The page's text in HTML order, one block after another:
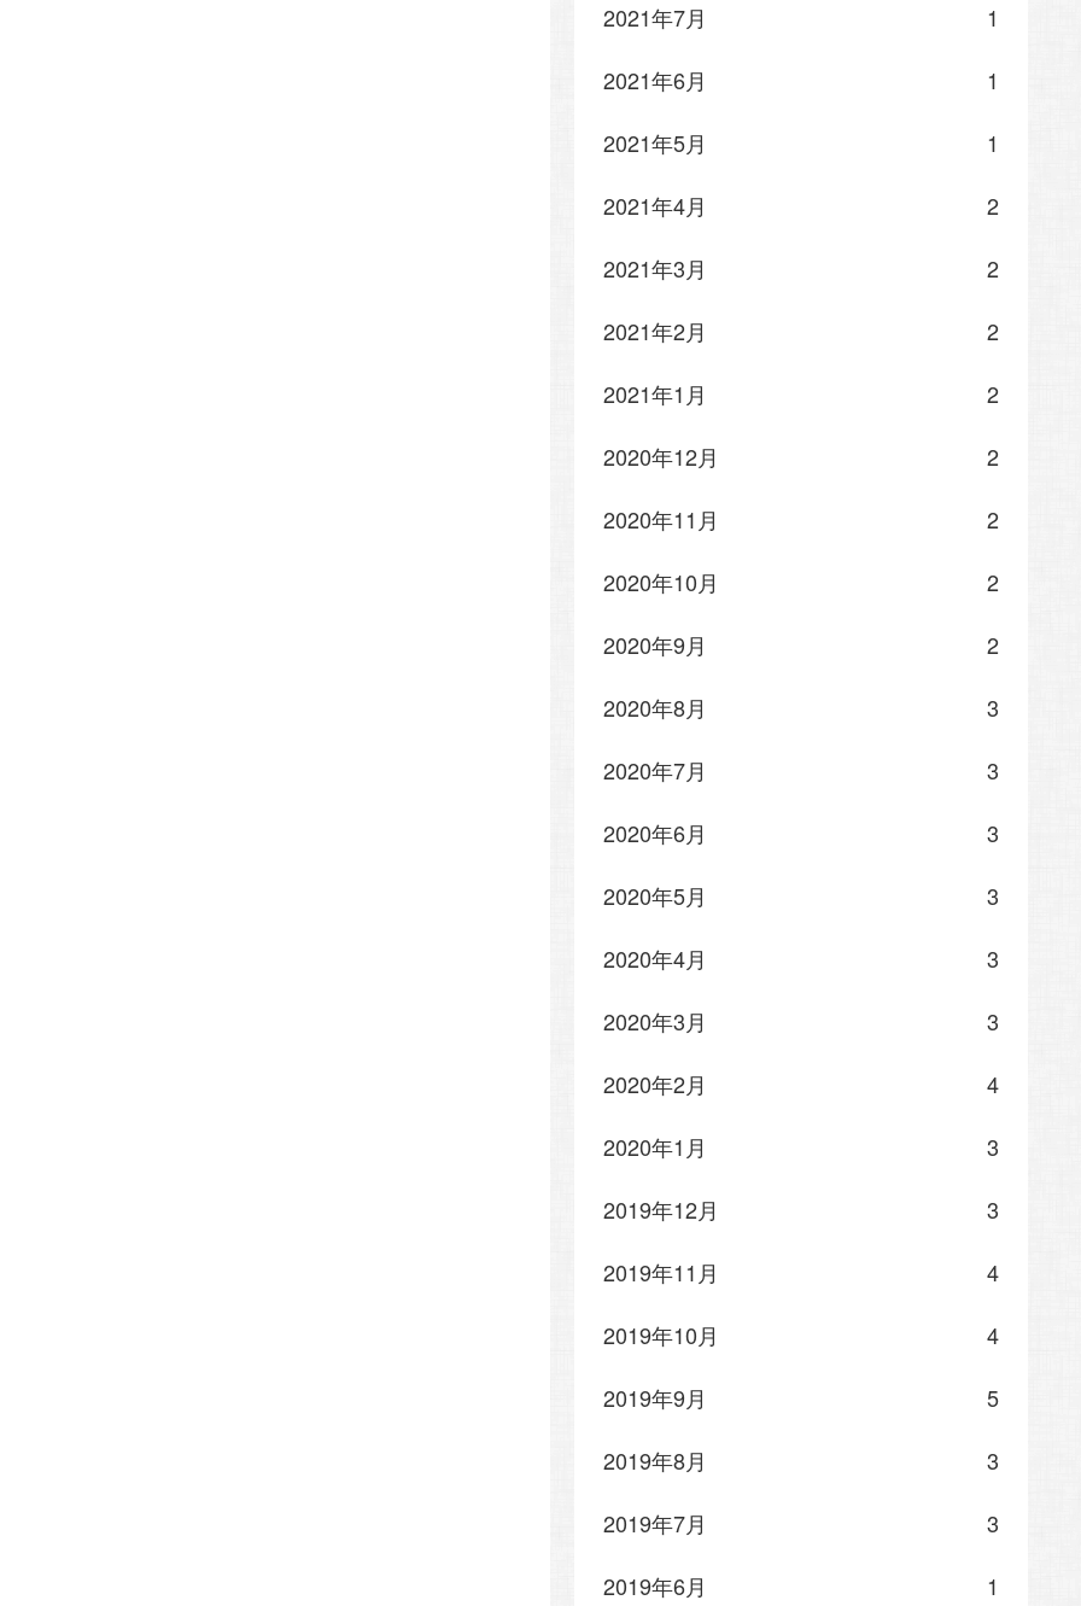
2021年7月
1
2021年6月
1
2021年5月
1
2021年4月
2
2021年3月
2
2021年2月
2
2021年1月
2
2020年12月
2
2020年11月
2
2020年10月
2
2020年9月
2
2020年8月
3
2020年7月
3
2020年6月
3
2020年5月
3
2020年4月
3
2020年3月
3
2020年2月
4
2020年1月
3
2019年12月
3
2019年11月
4
2019年10月
4
2019年9月
5
2019年8月
3
2019年7月
3
2019年6月
1